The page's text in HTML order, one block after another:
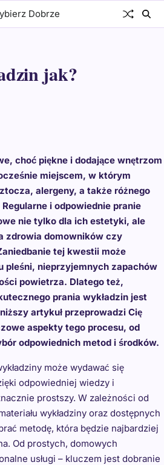
jak?
choć piękne i dodające wnętrzom
miejscem, w którym
alergeny, a także różnego
i odpowiednie pranie
nie tylko dla ich estetyki, ale
zdrowia domowników czy
tej kwestii może
pleśni, nieprzyjemnych zapachów
powietrza. Dlatego też,
prania wykładzin jest
artykuł przeprowadzi Cię
aspekty tego procesu, od
odpowiednich metod i środków.
może wydawać się
odpowiedniej wiedzy i
prostszy. W zależności od
wykładziny oraz dostępnych
metodę, która będzie najbardziej
Od prostych, domowych
usługi – kluczem jest dobranie